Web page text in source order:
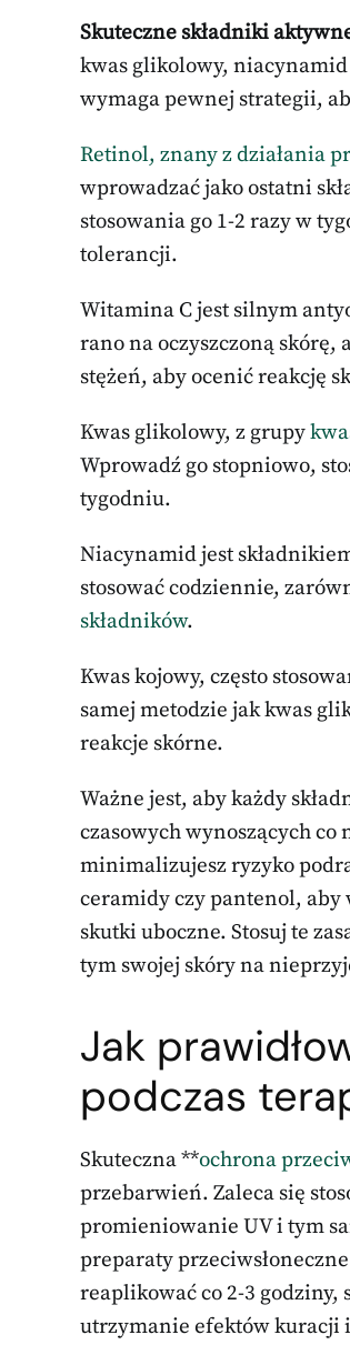
Skuteczne składniki
kwas glikolowy,
wymaga pewnej strategii,
Retinol, znany z działania
wprowadzać jako ostatni
stosowania go 1-2 razy w
tolerancji.
Witamina C jest silnym
rano na oczyszczoną skórę,
stężeń, aby ocenić reakcję
Kwas glikolowy, z grupy
Wprowadź go stopniowo,
tygodniu.
Niacynamid jest
stosować codziennie,
składników.
Kwas kojowy, często
samej metodzie jak kwas
reakcje skórne.
Ważne jest, aby każdy
czasowych wynoszących
minimalizujesz ryzyko
ceramidy czy pantenol,
skutki uboczne. Stosuj te
tym swojej skóry na
Jak
podczas
Skuteczna **ochrona
przebarwień. Zaleca się
promieniowanie UV i tym
preparaty
reaplikować co 2-3 godziny,
utrzymanie efektów kuracji